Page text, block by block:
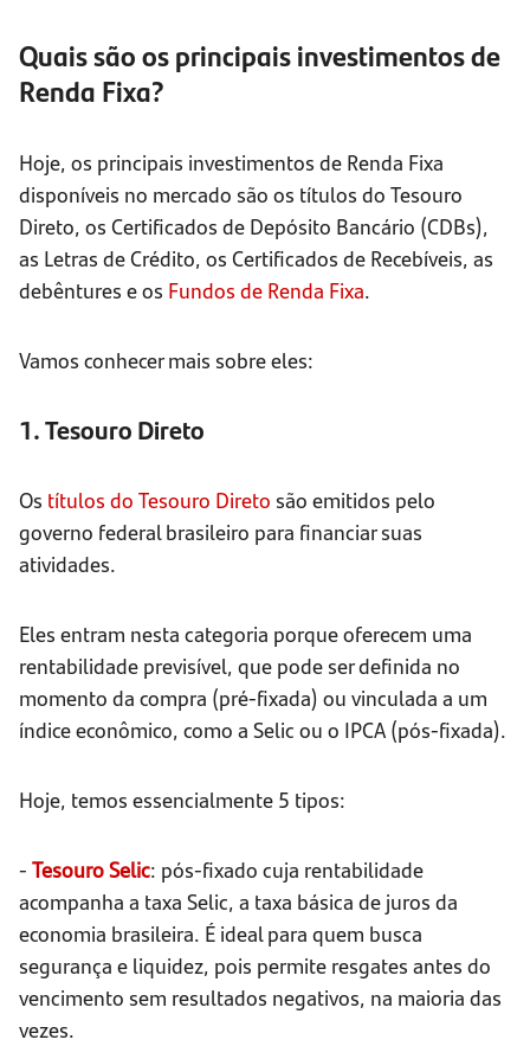
Quais são os principais investimentos de
Renda Fixa?
Hoje, os principais investimentos de Renda Fixa
disponíveis no mercado são os títulos do Tesouro
Direto, os Certificados de Depósito Bancário (CDBs),
as Letras de Crédito, os Certificados de Recebíveis, as
debêntures e os Fundos de Renda Fixa.
Vamos conhecer mais sobre eles:
1. Tesouro Direto
Os títulos do Tesouro Direto são emitidos pelo
governo federal brasileiro para financiar suas
atividades.
Eles entram nesta categoria porque oferecem uma
rentabilidade previsível, que pode ser definida no
momento da compra (pré-fixada) ou vinculada a um
índice econômico, como a Selic ou o IPCA (pós-fixada).
Hoje, temos essencialmente 5 tipos:
- Tesouro Selic: pós-fixado cuja rentabilidade
acompanha a taxa Selic, a taxa básica de juros da
economia brasileira. É ideal para quem busca
segurança e liquidez, pois permite resgates antes do
vencimento sem resultados negativos, na maioria das
vezes.